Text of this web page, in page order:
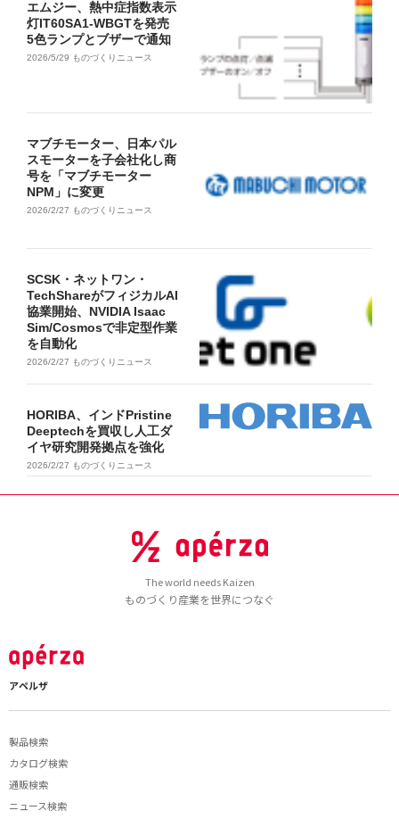
エムジー、熱中症指数表示
灯IT60SA1-WBGTを発売
5色ランプとブザーで通知
2026/5/29 ものづくりニュース
マブチモーター、日本パル
スモーターを子会社化し商
号を「マブチモーター
NPM」に変更
2026/2/27 ものづくりニュース
SCSK・ネットワン・
TechShareがフィジカルAI
協業開始、NVIDIA Isaac
Sim/Cosmosで非定型作業
を自動化
2026/2/27 ものづくりニュース
HORIBA、インドPristine
Deeptechを買収し人工ダ
イヤ研究開発拠点を強化
2026/2/27 ものづくりニュース
The world needs Kaizen
ものづくり産業を世界につなぐ
アペルザ
製品検索
カタログ検索
通販検索
ニュース検索